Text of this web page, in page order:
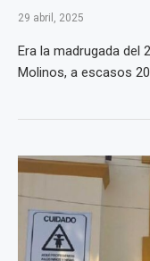
29 abril, 2025
Era la madrugada del
Molinos, a escasos